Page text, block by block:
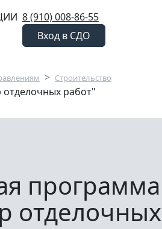
8 (910) 008-86-55
Вход в СДО
Строительство
работ"
программа
отделочных